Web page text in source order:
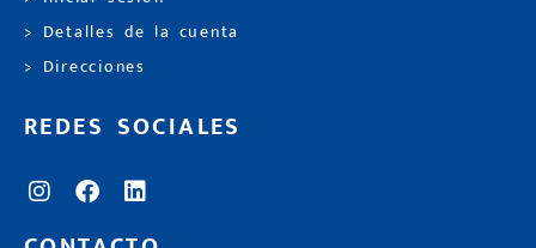
> Detalles de la cuenta
> Direcciones
REDES SOCIALES